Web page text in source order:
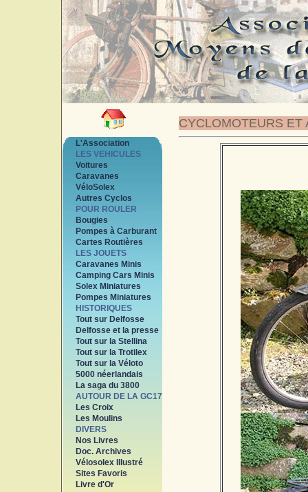
CYCLOMOTEURS ET
L'Association
LES VEHICULES
Voitures
Caravanes
VéloSolex
Autres Cyclos
POUR ROULER
Bougies
Pompes à Carburant
Cartes Routières
LES JOUETS
Caravanes Minis
Camping Cars Minis
Solex Miniatures
Pompes Miniatures
HISTORIQUES
Tout sur Delfosse
Delfosse et la presse
Tout sur la Stellina
Tout sur la Trotilex
Tout sur la Véloto
5000 néerlandais
La saga du 3800
AUTOUR DE LA GC17
Les Croix
Les Moulins
DIVERS
Nos Livres
Doc. Archives
Vélosolex Illustré
Sites Favoris
Livre d'Or